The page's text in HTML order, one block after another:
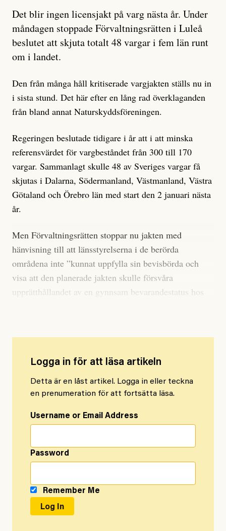
Det blir ingen licensjakt på varg nästa år. Under
måndagen stoppade Förvaltningsrätten i Luleå
beslutet att skjuta totalt 48 vargar i fem län runt
om i landet.
Den från många håll kritiserade vargjakten ställs nu in
i sista stund. Det här efter en lång rad överklaganden
från bland annat Naturskyddsföreningen.
Regeringen beslutade tidigare i år att i att minska
referensvärdet för vargbeståndet från 300 till 170
vargar. Sammanlagt skulle 48 av Sveriges vargar få
skjutas i Dalarna, Södermanland, Västmanland, Västra
Götaland och Örebro län med start den 2 januari nästa
år.
Men Förvaltningsrätten stoppar nu jakten med
hänvisning till att länsstyrelserna i de berörda
områdena inte ”kunnat uppfylla sin bevisbörda och
visa att den planerade jakten skulle försvåra
upprätthållandet av en gynnsam bevarandestatus hos
Logga in för att läsa artikeln
Detta är en låst artikel. Logga in eller teckna
en prenumeration för att fortsätta läsa.
Username or Email Address
Password
Remember Me